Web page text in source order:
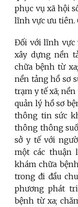
phục vụ xã hội
lĩnh vực ưu tiên.
Đối với lĩnh vực
xây dựng nền
chữa bệnh từ
nền tảng hồ sơ
trạm y tế xã;
quản lý hồ sơ
thông tin sức
thông thông
sở y tế với
một các thuận
khám chữa
trong đi đầu
phương phát
bệnh từ xa;